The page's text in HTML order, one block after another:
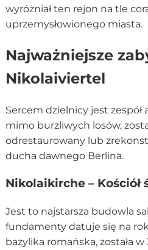
wyróżniał ten rejon na tle
uprzemysłowionego miasta.
Najważniejsze
Nikolaiviertel
Sercem dzielnicy jest
mimo burzliwych losów,
odrestaurowany lub
ducha dawnego Berlina.
Nikolaikirche – Kościół
Jest to najstarsza budowla
fundamenty datuje się na
bazylika romańska, została